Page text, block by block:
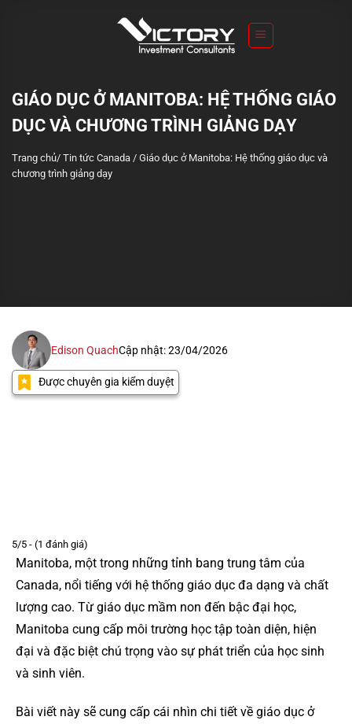
GIÁO DỤC Ở MANITOBA: HỆ THỐNG GIÁO
DỤC VÀ CHƯƠNG TRÌNH GIẢNG DẠY
Trang chủ/ Tin tức Canada / Giáo dục ở Manitoba: Hệ thống giáo dục và
chương trình giảng dạy
Edison QuachCập nhật: 23/04/2026
Được chuyên gia kiểm duyệt
5/5 - (1 đánh giá)
Manitoba, một trong những tỉnh bang trung tâm của
Canada, nổi tiếng với hệ thống giáo dục đa dạng và chất
lượng cao. Từ giáo dục mầm non đến bậc đại học,
Manitoba cung cấp môi trường học tập toàn diện, hiện
đại và đặc biệt chú trọng vào sự phát triển của học sinh
và sinh viên.
Bài viết này sẽ cung cấp cái nhìn chi tiết về giáo dục ở